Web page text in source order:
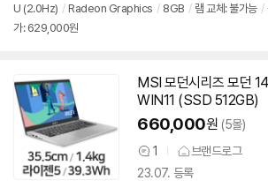
뷰
U (2.0Hz) / Radeon Graphics / 8GB / 램 교체: 불가능 /
가: 629,000원
MSI 모던시리즈 모던
WIN11 (SSD 512GB)
660,000원 (5몰)
상
품
1
브랜드로그
23.07. 등록